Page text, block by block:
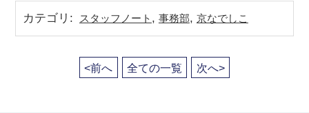
カテゴリ : スタッフノート , 事務部, 京なでしこ
<前へ 全ての一覧 次へ>